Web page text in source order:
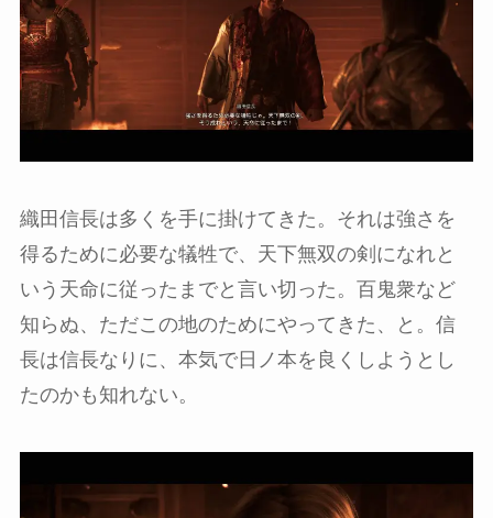
織田信長は多くを手に掛けてきた。それは強さを
得るために必要な犠牲で、天下無双の剣になれと
いう天命に従ったまでと言い切った。百鬼衆など
知らぬ、ただこの地のためにやってきた、と。信
長は信長なりに、本気で日ノ本を良くしようとし
たのかも知れない。